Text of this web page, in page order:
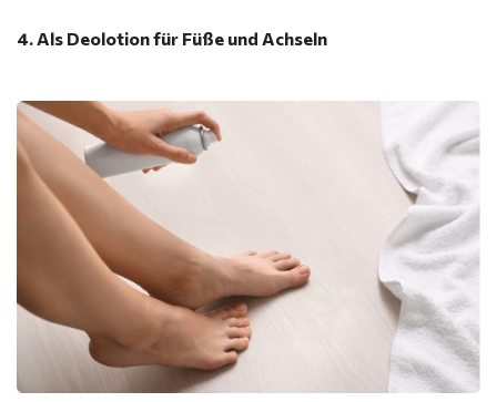
4. Als Deolotion für Füße und Achseln